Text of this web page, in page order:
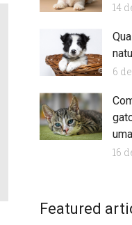
14
6
16
Featured
Business